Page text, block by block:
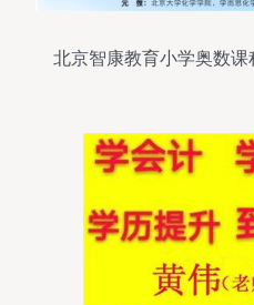
北京智康教育小学奥数